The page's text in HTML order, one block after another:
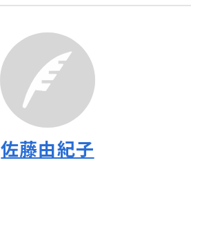
佐藤由紀子